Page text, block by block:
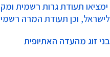
ימציאו תעודת גרות רשמית
לישראל, וכן תעודת המרה
בני זוג מהעדה האתיופית